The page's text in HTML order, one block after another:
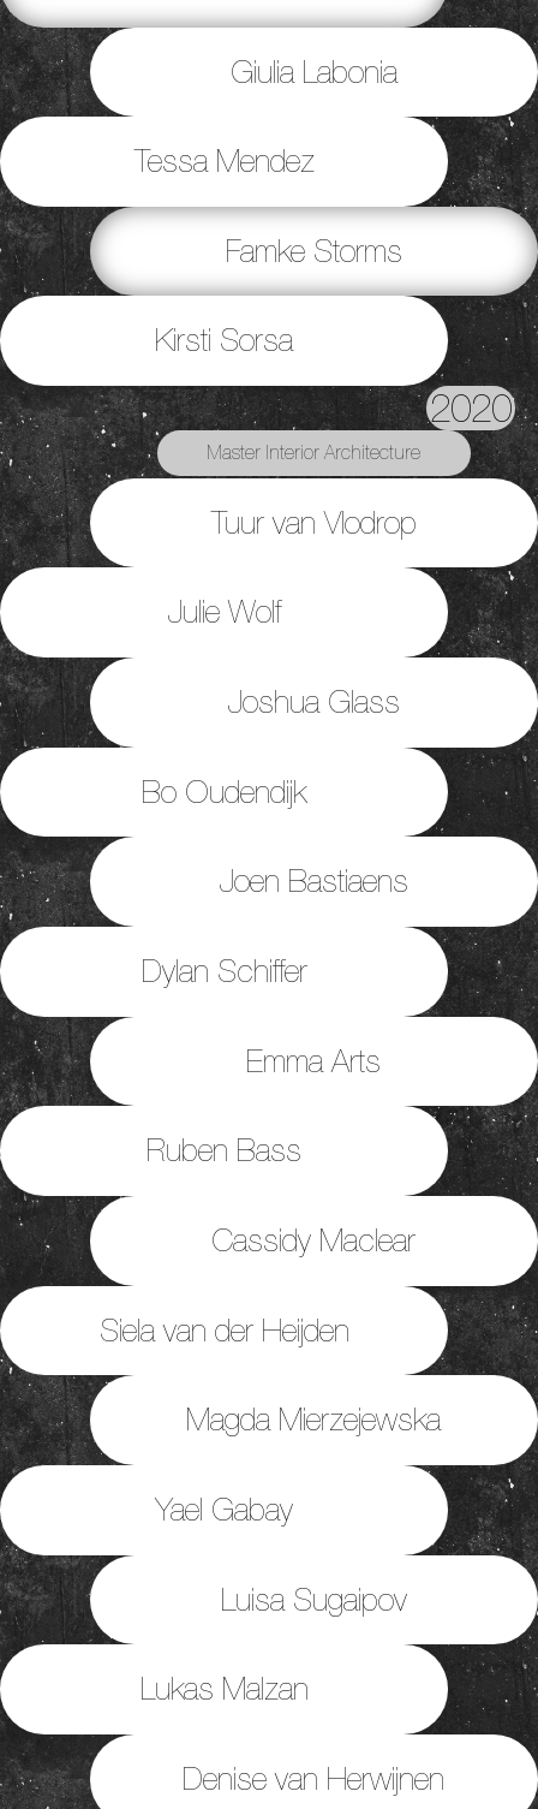
Giulia Labonia
Tessa Mendez
Famke Storms
Kirsti Sorsa
2020
Master Interior Architecture
Tuur van Vlodrop
Julie Wolf
Joshua Glass
Bo Oudendijk
Joen Bastiaens
Dylan Schiffer
Emma Arts
Ruben Bass
Cassidy Maclear
Siela van der Heijden
Magda Mierzejewska
Yael Gabay
Luisa Sugaipov
Lukas Malzan
Denise van Herwijnen